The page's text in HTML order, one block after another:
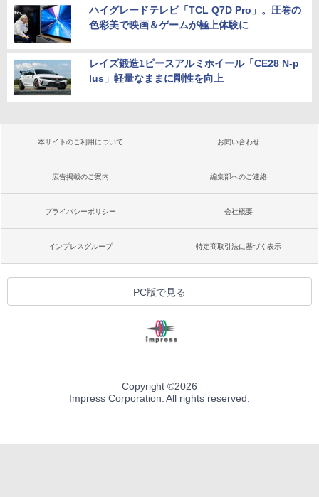
ハイグレードテレビ「TCL Q7D Pro」。圧巻の
色彩美で映画＆ゲームが極上体験に
レイズ鍛造1ピースアルミホイール「CE28 N-p
lus」軽量なままに剛性を向上
本サイトのご利用について お問い合わせ
広告掲載のご案内 編集部へのご連絡
プライバシーポリシー 会社概要
インプレスグループ 特定商取引法に基づく表示
PC版で見る
Copyright ©2026
Impress Corporation. All rights reserved.